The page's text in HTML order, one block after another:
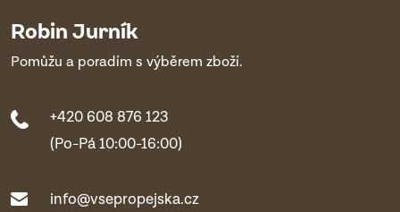
Robin Jurník
Pomůžu a poradím s výběrem zboží.
+420 608 876 123
(Po-Pá 10:00-16:00)
info@vsepropejska.cz